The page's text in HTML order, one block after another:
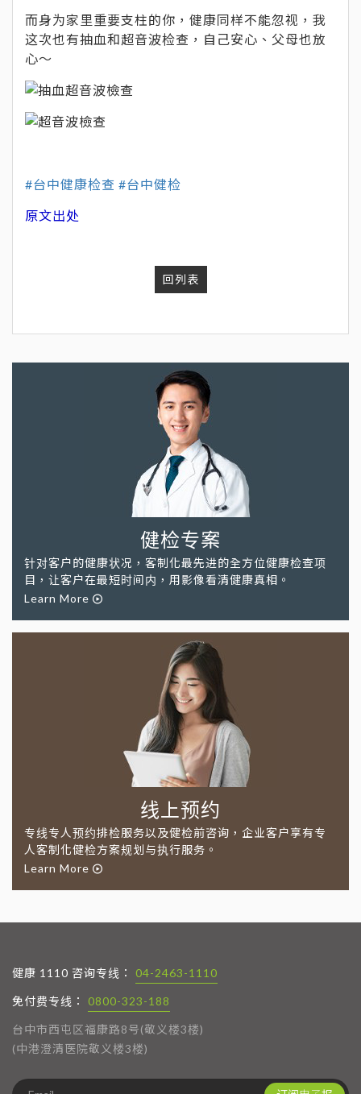
而身为家里重要支柱的你，健康同样不能忽视，我
这次也有抽血和超音波检查，自己安心、父母也放
心～
#台中健康检查 #台中健检
原文出处
回列表
健检专案
针对客户的健康状况，客制化最先进的全方位健康检查项
目，让客户在最短时间内，用影像看清健康真相。
Learn More
线上预约
专线专人预约排检服务以及健检前咨询，企业客户享有专
人客制化健检方案规划与执行服务。
Learn More
健康 1110 咨询专线： 04-2463-1110
免付费专线： 0800-323-188
台中市西屯区福康路8号(敬义楼3楼)
(中港澄清医院敬义楼3楼)